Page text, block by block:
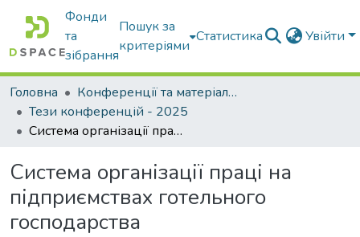
Фонди
та
зібрання
Пошук за
критеріями
Статистика Увійти
Головна
Конференції та матеріали конференцій
Тези конференцій - 2025
Система організації праці на підприємствах готельного господарства
Система організації праці на
підприємствах готельного
господарства